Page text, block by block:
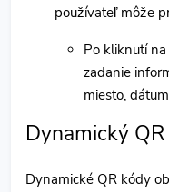
používateľ môže
Po kliknutí na
zadanie
miesto,
Dynamický QR
Dynamické QR kódy